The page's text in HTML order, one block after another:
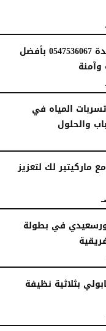
نقل دبش العروسة بجدة 0547536067 بأفضل
المياه في
والحلول
لك لتعزيز
في بطولة
بثلاثية نظيفة